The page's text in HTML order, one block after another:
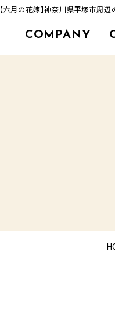
【六月の花嫁】神奈川県平塚市周
COMPANY